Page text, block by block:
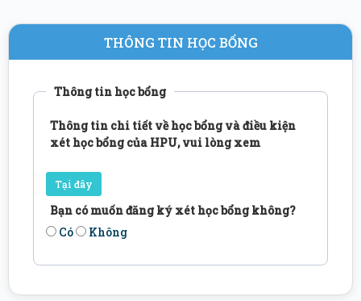
THÔNG TIN HỌC BỔNG
Thông tin học bổng
Thông tin chi tiết về học bổng và điều kiện
xét học bổng của HPU, vui lòng xem
Tại đây
Bạn có muốn đăng ký xét học bổng không?
Có
Không